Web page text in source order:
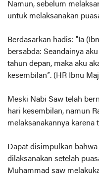
Namun, sebelum
untuk melaksanakan
Berdasarkan hadis: “Ia
bersabda: Seandainya
tahun depan, maka aku
kesembilan”. (HR Ibnu
Meski Nabi Saw telah
hari kesembilan, namun
melaksanakannya karena
Dapat disimpulkan
dilaksanakan setelah
Muhammad saw